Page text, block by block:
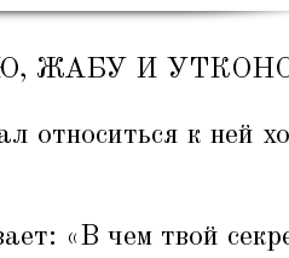
ЖАБУ И
относиться к ней
«В чем твой